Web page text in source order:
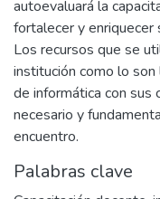
autoevaluará la
fortalecer y enriquecer
Los recursos que se
institución como lo son
de informática con sus
necesario y
encuentro.
Palabras clave